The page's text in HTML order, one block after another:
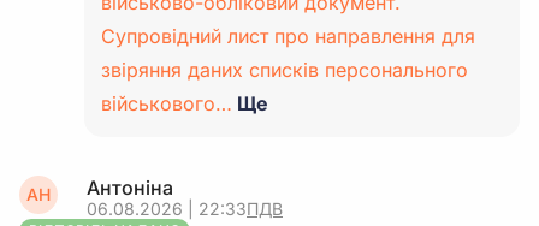
Супровідний лист про направлення для
звіряння даних списків персонального
військового… Ще
АН Антоніна
06.08.2026 | 22:33ПДВ